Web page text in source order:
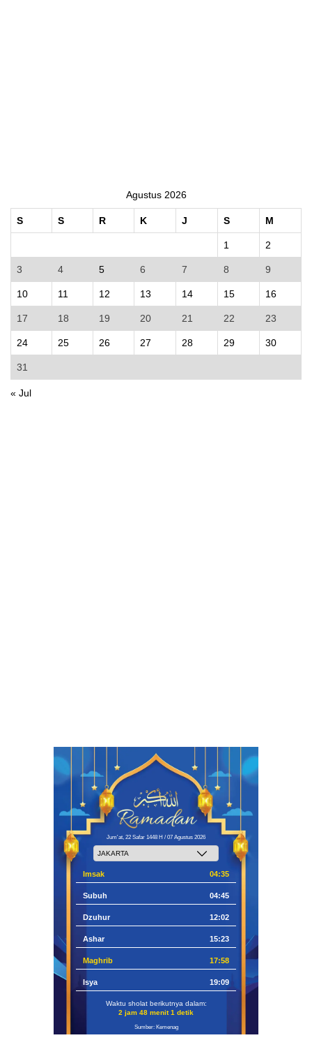
Agustus 2026
S S R K J S M
1 2
3 4 5 6 7 8 9
10 11 12 13 14 15 16
17 18 19 20 21 22 23
24 25 26 27 28 29 30
31
« Jul
Jum'at, 22 Safar 1448 H / 07 Agustus 2026
Imsak 04:35
Subuh 04:45
Dzuhur 12:02
Ashar 15:23
Maghrib 17:58
Isya 19:09
Waktu sholat berikutnya dalam:
2 jam 48 menit 0 detik
Sumber: Kemenag